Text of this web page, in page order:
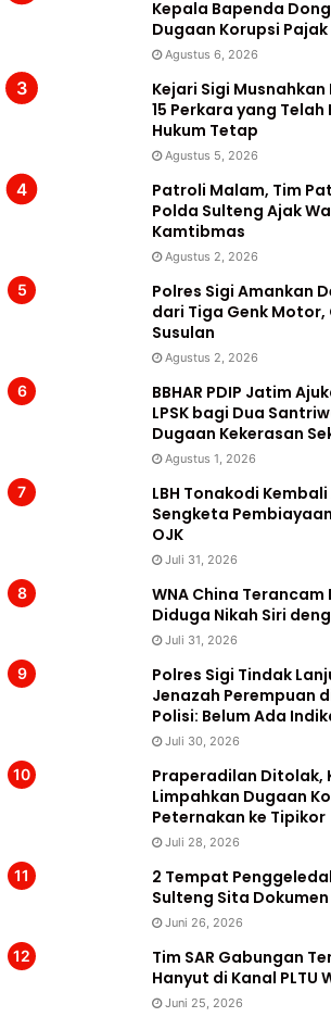
Kepala Bapenda
Dugaan Korupsi
Agustus 6, 2026
Kejari Sigi
15 Perkara yang
Hukum Tetap
Agustus 5, 2026
Patroli Malam, Tim
Polda Sulteng Ajak
Kamtibmas
Agustus 2, 2026
Polres Sigi Amankan
dari Tiga Genk Motor,
Susulan
Agustus 2, 2026
BBHAR PDIP Jatim
LPSK bagi Dua
Dugaan Kekerasan
Agustus 1, 2026
LBH Tonakodi
Sengketa
OJK
Juli 31, 2026
WNA China
Diduga Nikah Siri
Juli 31, 2026
Polres Sigi Tindak
Jenazah Perempuan
Polisi: Belum Ada
Juli 30, 2026
Praperadilan Ditolak,
Limpahkan Dugaan
Peternakan ke Tipikor
Juli 28, 2026
2 Tempat
Sulteng Sita
Juni 26, 2026
Tim SAR Gabungan
Hanyut di Kanal PLTU
Juni 25, 2026